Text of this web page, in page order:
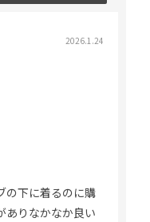
2026.1.24
の下に着るのに購
ありなかなか良い